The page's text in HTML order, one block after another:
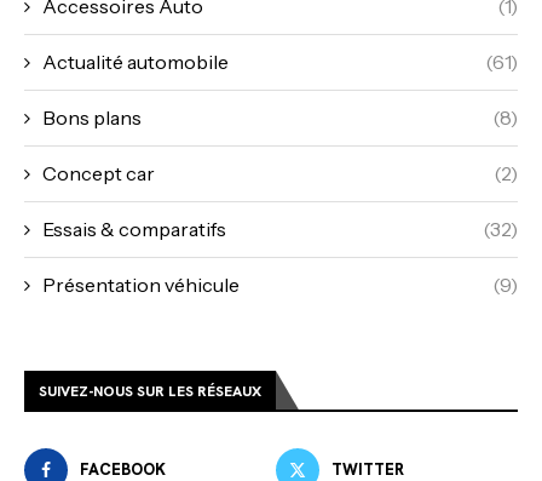
Accessoires Auto (1)
Actualité automobile (61)
Bons plans (8)
Concept car (2)
Essais & comparatifs (32)
Présentation véhicule (9)
SUIVEZ-NOUS SUR LES RÉSEAUX
FACEBOOK TWITTER